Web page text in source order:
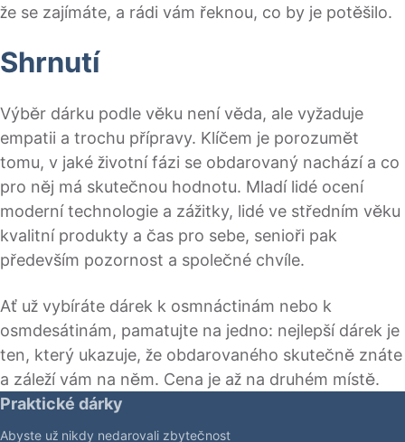
že se zajímáte, a rádi vám řeknou, co by je potěšilo.
Shrnutí
Výběr dárku podle věku není věda, ale vyžaduje
empatii a trochu přípravy. Klíčem je porozumět
tomu, v jaké životní fázi se obdarovaný nachází a co
pro něj má skutečnou hodnotu. Mladí lidé ocení
moderní technologie a zážitky, lidé ve středním věku
kvalitní produkty a čas pro sebe, senioři pak
především pozornost a společné chvíle.
Ať už vybíráte dárek k osmnáctinám nebo k
osmdesátinám, pamatujte na jedno: nejlepší dárek je
ten, který ukazuje, že obdarovaného skutečně znáte
a záleží vám na něm. Cena je až na druhém místě.
Praktické dárky
Abyste už nikdy nedarovali zbytečnost